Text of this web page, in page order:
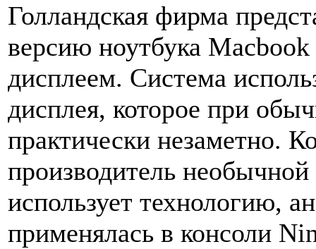
Голландская фирма
версию ноутбука
дисплеем. Система
дисплея, которое при
практически незаметно.
производитель
использует технологию,
применялась в консоли